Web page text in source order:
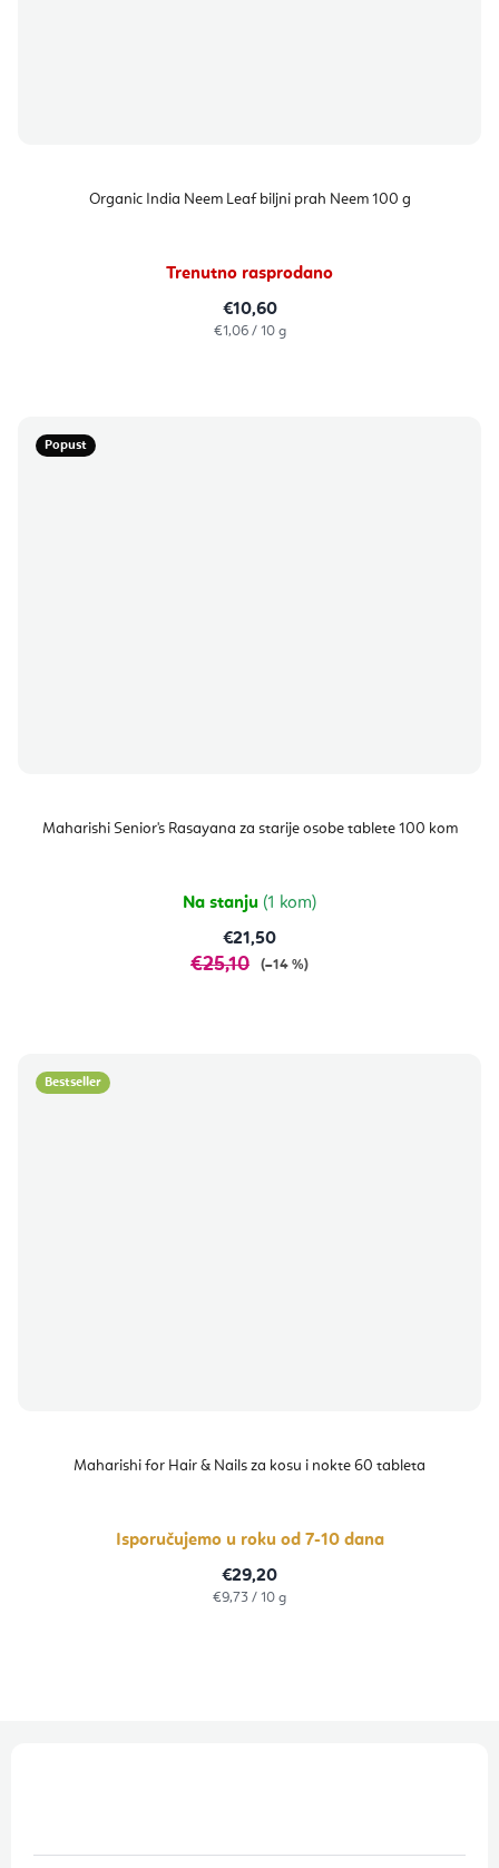
Organic India Neem Leaf biljni prah Neem 100 g
Trenutno rasprodano
€10,60
Izračunaj
€1,06 / 10 g
Popust
Maharishi Senior's Rasayana za starije osobe tablete 100 kom
Na stanju (1 kom)
€21,50
€25,10 (–14 %)
Bestseller
Maharishi for Hair & Nails za kosu i nokte 60 tableta
Isporučujemo u roku od 7-10 dana
€29,20
Izračunaj
€9,73 / 10 g